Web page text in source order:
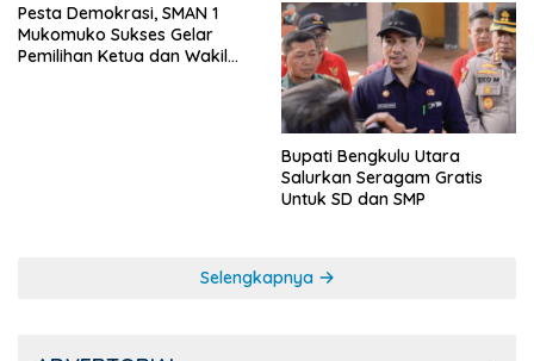
Pesta Demokrasi, SMAN 1
Mukomuko Sukses Gelar
Pemilihan Ketua dan Wakil
Bupati Bengkulu Utara
Salurkan Seragam Gratis
Untuk SD dan SMP
Selengkapnya